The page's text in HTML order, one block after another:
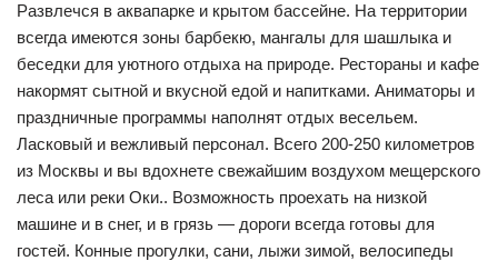
Развлечся в аквапарке и крытом бассейне. На территории
всегда имеются зоны барбекю, мангалы для шашлыка и
беседки для уютного отдыха на природе. Рестораны и кафе
накормят сытной и вкусной едой и напитками. Аниматоры и
праздничные программы наполнят отдых весельем.
Ласковый и вежливый персонал. Всего 200-250 километров
из Москвы и вы вдохнете свежайшим воздухом мещерского
леса или реки Оки.. Возможность проехать на низкой
машине и в снег, и в грязь — дороги всегда готовы для
гостей. Конные прогулки, сани, лыжи зимой, велосипеды